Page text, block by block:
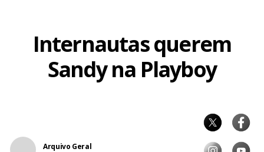
Internautas querem
Sandy na Playboy
Arquivo Geral